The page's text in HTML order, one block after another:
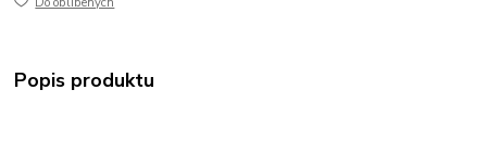
Popis produktu